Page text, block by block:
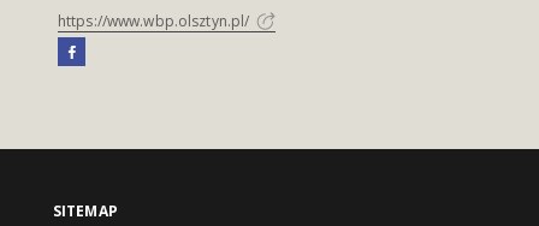
https://www.wbp.olsztyn.pl/
SITEMAP